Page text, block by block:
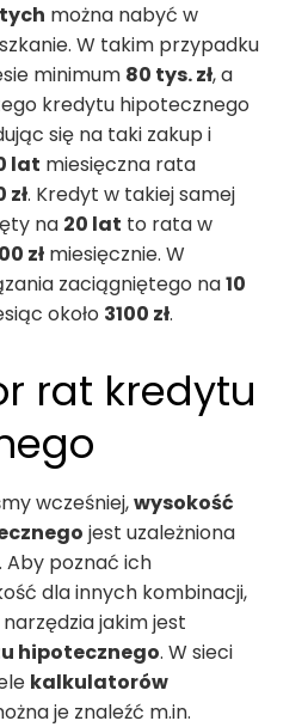
można nabyć w
W takim przypadku
minimum 80 tys. zł, a
kredytu hipotecznego
się na taki zakup i
lat miesięczna rata
zł. Kredyt w takiej samej
na 20 lat to rata w
zł miesięcznie. W
zaciągniętego na10
około 3100 zł.
rat kredytu
wcześniej,wysokość
jest uzależniona
Aby poznać ich
dla innych kombinacji,
jakim jest
hipotecznego. W sieci
kalkulatorów
je znaleźć m.in.